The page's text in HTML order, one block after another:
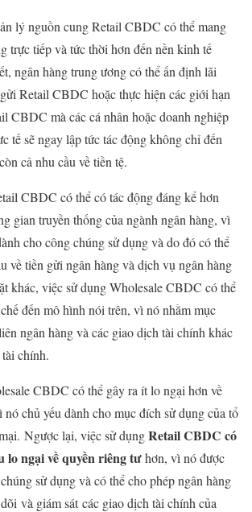
lý nguồn cung Retail CBDC có thể mang
trực tiếp và tức thời hơn đến nền kinh tế
ngân hàng trung ương có thể ấn định lãi
Retail CBDC hoặc thực hiện các giới hạn
CBDC mà các cá nhân hoặc doanh nghiệp
tế sẽ ngay lập tức tác động không chỉ đến
cả nhu cầu về tiền tệ.
CBDC có thể có tác động đáng kể hơn
gian truyền thống của ngành ngân hàng, vì
cho công chúng sử dụng và do đó có thể
về tiền gửi ngân hàng và dịch vụ ngân hàng
khác, việc sử dụng Wholesale CBDC có thể
đến mô hình nói trên, vì nó nhằm mục
ngân hàng và các giao dịch tài chính khác
chính.
CBDC có thể gây ra ít lo ngại hơn về
chủ yếu dành cho mục đích sử dụng của tổ
Ngược lại, việc sử dụngRetail CBDC có
lo ngại về quyền riêng tưhơn, vì nó được
sử dụng và có thể cho phép ngân hàng
và giám sát các giao dịch tài chính của